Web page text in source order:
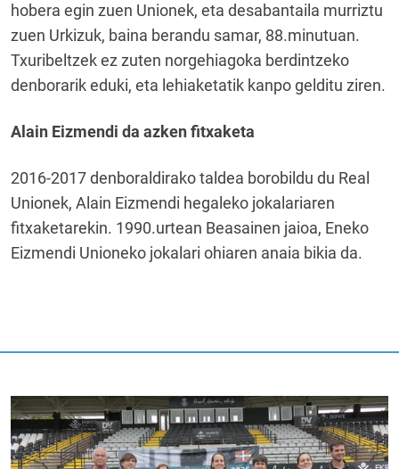
hobera egin zuen Unionek, eta desabantaila murriztu
zuen Urkizuk, baina berandu samar, 88.minutuan.
Txuribeltzek ez zuten norgehiagoka berdintzeko
denborarik eduki, eta lehiaketatik kanpo gelditu ziren.
Alain Eizmendi da azken fitxaketa
2016-2017 denboraldirako taldea borobildu du Real
Unionek, Alain Eizmendi hegaleko jokalariaren
fitxaketarekin. 1990.urtean Beasainen jaioa, Eneko
Eizmendi Unioneko jokalari ohiaren anaia bikia da.